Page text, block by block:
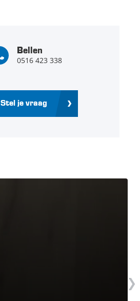
Bellen
0516 423 338
Stel je vraag